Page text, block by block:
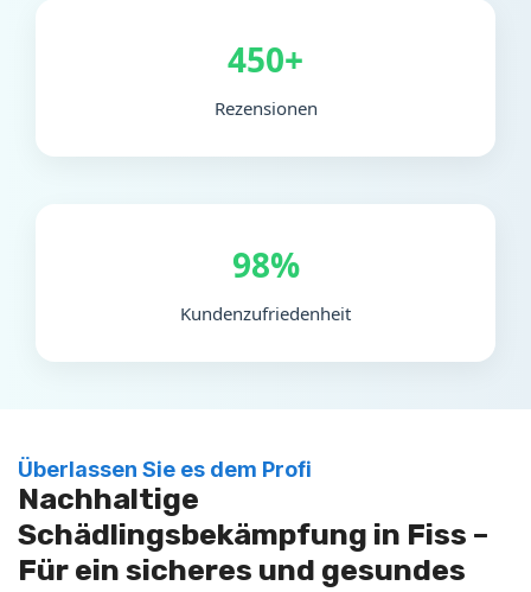
450+
Rezensionen
98%
Kundenzufriedenheit
Überlassen Sie es dem Profi
Nachhaltige
Schädlingsbekämpfung in Fiss –
Für ein sicheres und gesundes